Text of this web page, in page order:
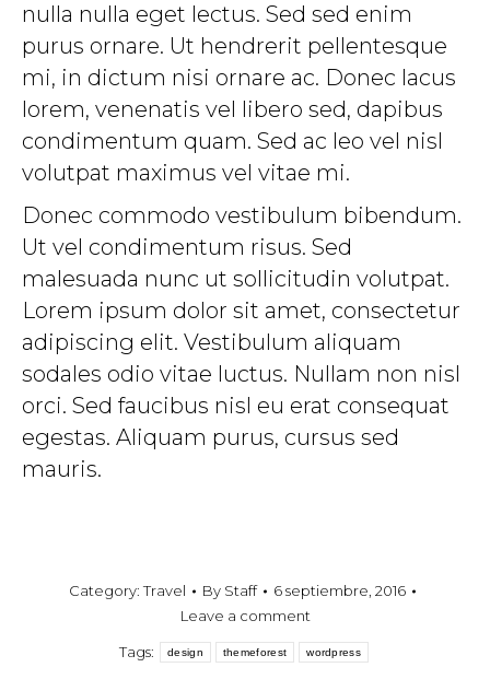
nulla nulla eget lectus. Sed sed enim
purus ornare. Ut hendrerit pellentesque
mi, in dictum nisi ornare ac. Donec lacus
lorem, venenatis vel libero sed, dapibus
condimentum quam. Sed ac leo vel nisl
volutpat maximus vel vitae mi.
Donec commodo vestibulum bibendum.
Ut vel condimentum risus. Sed
malesuada nunc ut sollicitudin volutpat.
Lorem ipsum dolor sit amet, consectetur
adipiscing elit. Vestibulum aliquam
sodales odio vitae luctus. Nullam non nisl
orci. Sed faucibus nisl eu erat consequat
egestas. Aliquam purus, cursus sed
mauris.
Category:Travel By Staff
6 septiembre, 2016
Leave a comment
Tags: design themeforest wordpress